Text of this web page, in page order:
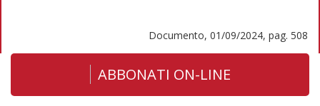
Documento, 01/09/2024, pag. 508
ABBONATI ON-LINE